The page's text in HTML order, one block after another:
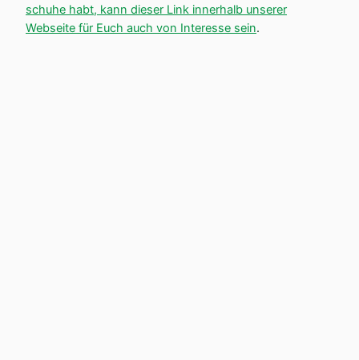
schuhe habt, kann dieser Link innerhalb unserer
Webseite für Euch auch von Interesse sein.